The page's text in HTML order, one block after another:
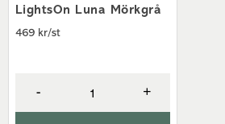
LightsOn Luna Mörkgrå
469 kr/st
- +